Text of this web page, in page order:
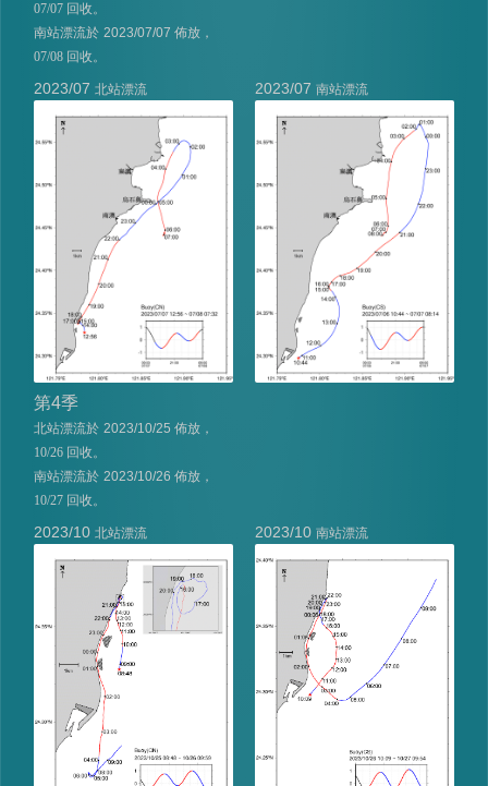
07/07 回收。
南站漂流於 2023/07/07 佈放，
07/08 回收。
2023/07 北站漂流 2023/07 南站漂流
第4季
北站漂流於 2023/10/25 佈放，
10/26 回收。
南站漂流於 2023/10/26 佈放，
10/27 回收。
2023/10 北站漂流 2023/10 南站漂流